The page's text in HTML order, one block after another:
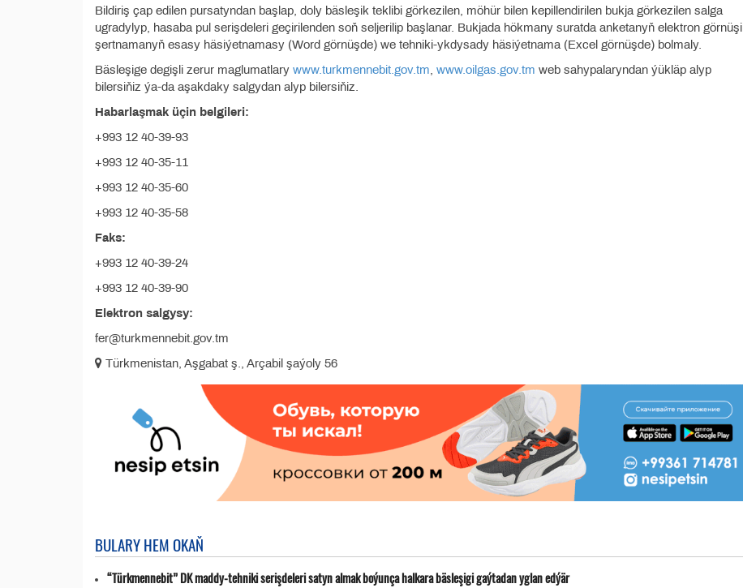
Bildiriş çap edilen pursatyndan başlap, doly bäsleşik teklibi görkezilen, möhür bilen kepillendirilen bukja görkezilen salga
ugradylyp, hasaba pul serişdeleri geçirilenden soň seljerilip başlanar. Bukjada hökmany suratda anketanyň elektron görnüşi,
şertnamanyň esasy häsiýetnamasy (Word görnüşde) we tehniki-ykdysady häsiýetnama (Excel görnüşde) bolmaly.
Bäsleşige degişli zerur maglumatlary www.turkmennebit.gov.tm www.oilgas.gov.tm web sahypalaryndan ýükläp alyp
bilersiňiz ýa-da aşakdaky salgydan alyp bilersiňiz.
Habarlaşmak üçin belgileri:
+993 12 40-39-93
+993 12 40-35-11
+993 12 40-35-60
+993 12 40-35-58
Faks:
+993 12 40-39-24
+993 12 40-39-90
Elektron salgysy:
fer@turkmennebit.gov.tm
Türkmenistan, Aşgabat ş., Arçabil şaýoly 56
BULARY HEM OKAŇ
“Türkmennebit” DK maddy-tehniki serişdeleri satyn almak boýunça halkara bäsleşigi gaýtadan yglan edýär